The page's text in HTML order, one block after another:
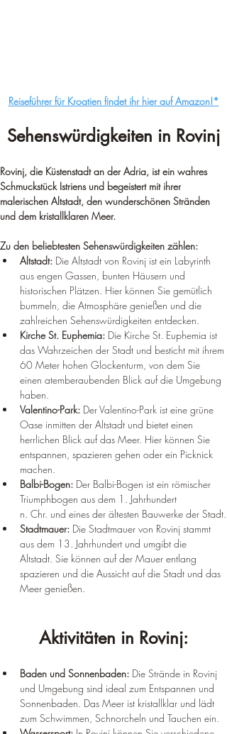
Reiseführer für Kroatien findet ihr hier auf Amazon!*
Sehenswürdigkeiten in Rovinj
Rovinj, die Küstenstadt an der Adria, ist ein wahres
Schmuckstück Istriens und begeistert mit ihrer
malerischen Altstadt, den wunderschönen Stränden
und dem kristallklaren Meer.
Zu den beliebtesten Sehenswürdigkeiten zählen:
Altstadt: Die Altstadt von Rovinj ist ein Labyrinth
aus engen Gassen, bunten Häusern und
historischen Plätzen. Hier können Sie gemütlich
bummeln, die Atmosphäre genießen und die
zahlreichen Sehenswürdigkeiten entdecken.
Kirche St. Euphemia: Die Kirche St. Euphemia ist
das Wahrzeichen der Stadt und besticht mit ihrem
60 Meter hohen Glockenturm, von dem Sie
einen atemberaubenden Blick auf die Umgebung
haben.
Valentino-Park: Der Valentino-Park ist eine grüne
Oase inmitten der Altstadt und bietet einen
herrlichen Blick auf das Meer. Hier können Sie
entspannen, spazieren gehen oder ein Picknick
machen.
Balbi-Bogen: Der Balbi-Bogen ist ein römischer
Triumphbogen aus dem 1. Jahrhundert
n. Chr. und eines der ältesten Bauwerke der Stadt.
Stadtmauer: Die Stadtmauer von Rovinj stammt
aus dem 13. Jahrhundert und umgibt die
Altstadt. Sie können auf der Mauer entlang
spazieren und die Aussicht auf die Stadt und das
Meer genießen.
Aktivitäten in Rovinj:
Baden und Sonnenbaden: Die Strände in Rovinj
und Umgebung sind ideal zum Entspannen und
Sonnenbaden. Das Meer ist kristallklar und lädt
zum Schwimmen, Schnorcheln und Tauchen ein.